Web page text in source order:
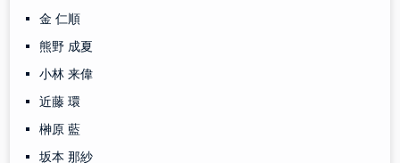
金 仁順
熊野 成夏
小林 来偉
近藤 環
榊原 藍
坂本 那紗